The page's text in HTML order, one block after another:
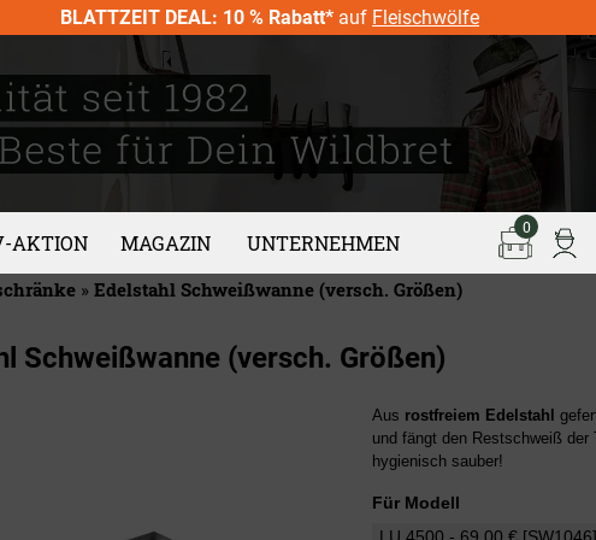
BLATTZEIT DEAL: 10 % Rabatt* auf Fleischwölfe
AKTION MAGAZIN UNTERNEHMEN
0
» Edelstahl Schweißwanne (versch. Größen)
Schweißwanne (versch. Größen)
Aus rostfreiem Edelstahl
und fängt den Restschweiß der
hygienisch sauber!
Für Modell